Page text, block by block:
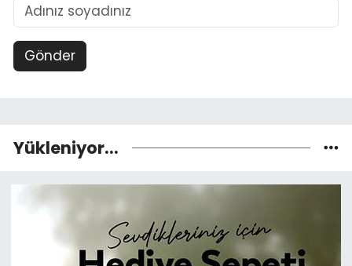
Gönder
Yükleniyor...